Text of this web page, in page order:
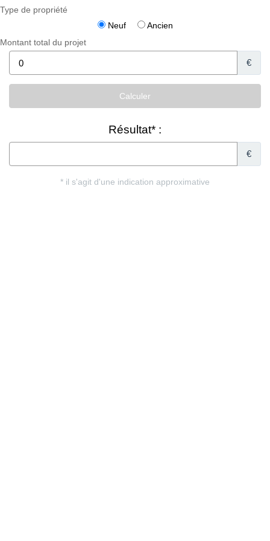
Type de propriété
Neuf
Ancien
Montant total du projet
€
Résultat* :
€
* il s'agit d'une indication approximative